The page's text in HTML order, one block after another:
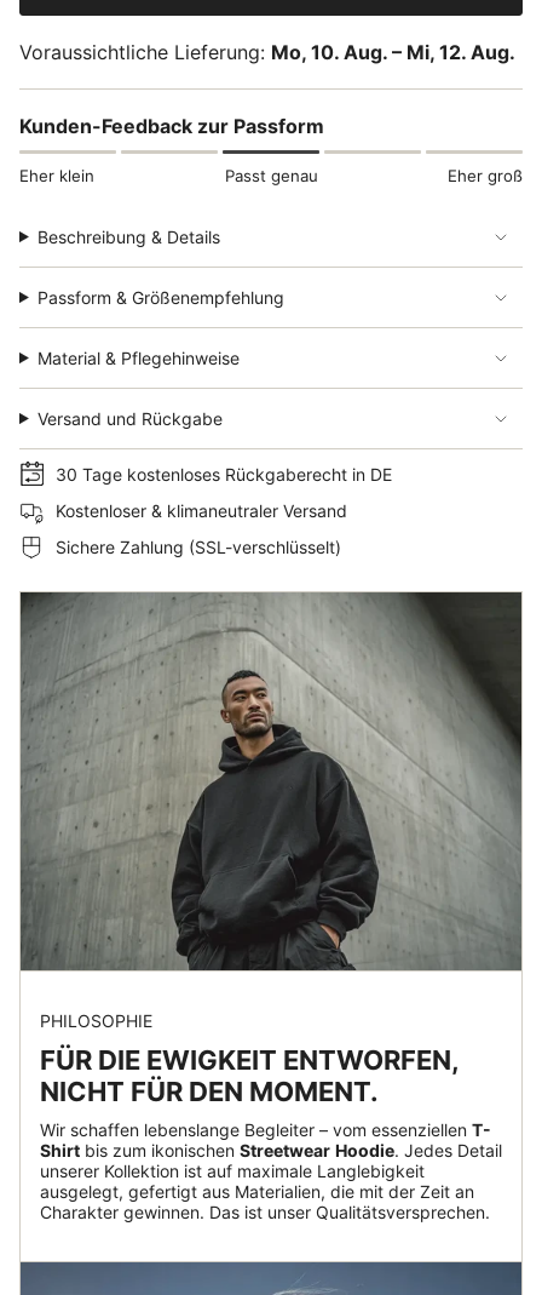
Voraussichtliche Lieferung: Mo, 10. Aug. – Mi, 12. Aug.
Kunden-Feedback zur Passform
Eher klein Passt genau Eher groß
Beschreibung & Details
Passform & Größenempfehlung
Material & Pflegehinweise
Versand und Rückgabe
30 Tage kostenloses Rückgaberecht in DE
Kostenloser & klimaneutraler Versand
Sichere Zahlung (SSL-verschlüsselt)
PHILOSOPHIE
FÜR DIE EWIGKEIT ENTWORFEN,
NICHT FÜR DEN MOMENT.
Wir schaffen lebenslange Begleiter – vom essenziellen T-
Shirt bis zum ikonischen Streetwear Hoodie. Jedes Detail
unserer Kollektion ist auf maximale Langlebigkeit
ausgelegt, gefertigt aus Materialien, die mit der Zeit an
Charakter gewinnen. Das ist unser Qualitätsversprechen.